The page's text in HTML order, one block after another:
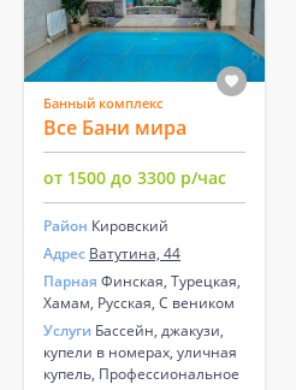
Банный комплекс
Все Бани мира
от 1500 до 3300 р/час
Район Кировский
Адрес Ватутина, 44
Парная Финская, Турецкая,
Хамам, Русская, С веником
Услуги Бассейн, джакузи,
купели в номерах, уличная
купель, Профессиональное